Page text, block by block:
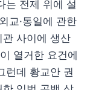
는 전제 위에 설
교·통일에 관한
관 사이에 생산
열거한 요건에
런데 황교안 권